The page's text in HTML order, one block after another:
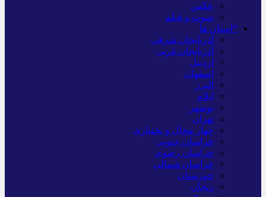
عکس
صوت و فیلم
*استان ها
آذربایجان شرقی
آذربایجان غربی
اردبیل
اصفهان
البرز
ایلام
بوشهر
تهران
چهار محال و بختیاری
خراسان جنوبی
خراسان رضوی
خراسان شمالی
خوزستان
زنجان